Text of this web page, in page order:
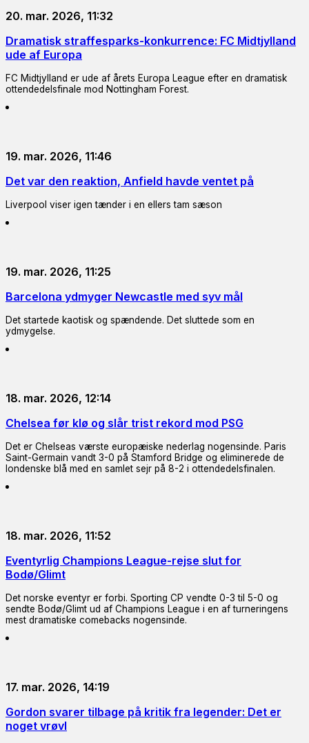
20. mar. 2026, 11:32
Dramatisk straffesparks-konkurrence: FC Midtjylland
ude af Europa
FC Midtjylland er ude af årets Europa League efter en dramatisk
ottendedelsfinale mod Nottingham Forest.
19. mar. 2026, 11:46
Det var den reaktion, Anfield havde ventet på
Liverpool viser igen tænder i en ellers tam sæson
19. mar. 2026, 11:25
Barcelona ydmyger Newcastle med syv mål
Det startede kaotisk og spændende. Det sluttede som en
ydmygelse.
18. mar. 2026, 12:14
Chelsea før klø og slår trist rekord mod PSG
Det er Chelseas værste europæiske nederlag nogensinde. Paris
Saint-Germain vandt 3-0 på Stamford Bridge og eliminerede de
londenske blå med en samlet sejr på 8-2 i ottendedelsfinalen.
18. mar. 2026, 11:52
Eventyrlig Champions League-rejse slut for
Bodø/Glimt
Det norske eventyr er forbi. Sporting CP vendte 0-3 til 5-0 og
sendte Bodø/Glimt ud af Champions League i en af turneringens
mest dramatiske comebacks nogensinde.
17. mar. 2026, 14:19
Gordon svarer tilbage på kritik fra legender: Det er
noget vrøvl